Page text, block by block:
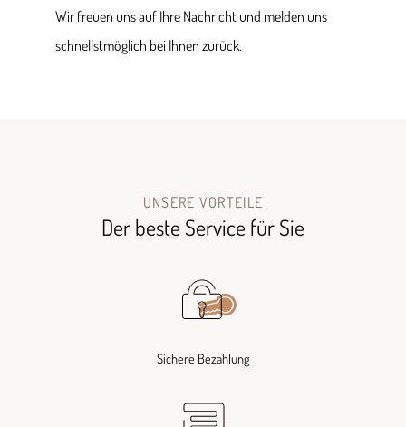
Wir freuen uns auf Ihre Nachricht und melden uns
schnellstmöglich bei Ihnen zurück.
UNSERE VORTEILE
Der beste Service für Sie
Sichere Bezahlung